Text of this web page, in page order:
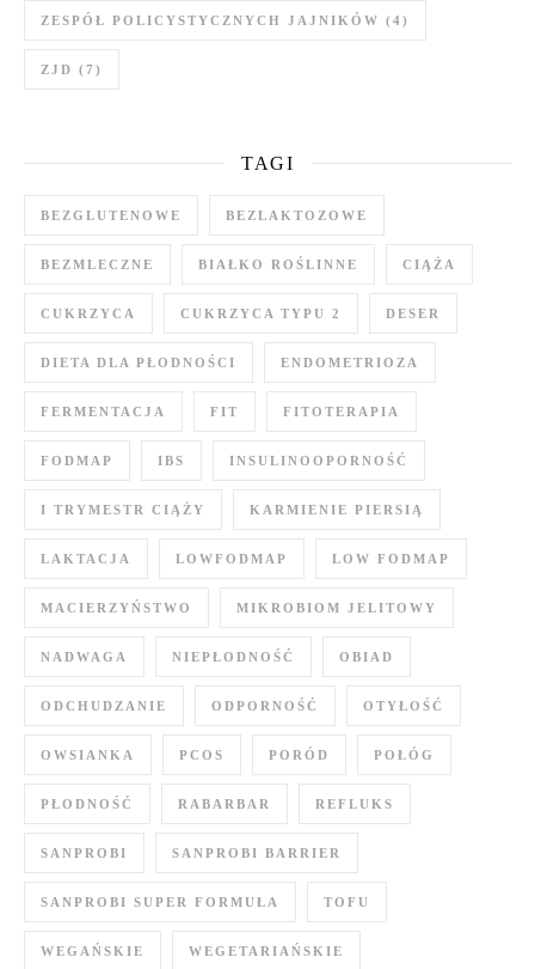
ZESPÓŁ POLICYSTYCZNYCH JAJNIKÓW (4)
ZJD (7)
TAGI
BEZGLUTENOWE BEZLAKTOZOWE
BEZMLECZNE BIAŁKO ROŚLINNE CIĄŻA
CUKRZYCA CUKRZYCA TYPU 2 DESER
DIETA DLA PŁODNOŚCI ENDOMETRIOZA
FERMENTACJA FIT FITOTERAPIA
FODMAP IBS INSULINOOPORNOŚĆ
I TRYMESTR CIĄŻY KARMIENIE PIERSIĄ
LAKTACJA LOWFODMAP LOW FODMAP
MACIERZYŃSTWO MIKROBIOM JELITOWY
NADWAGA NIEPŁODNOŚĆ OBIAD
ODCHUDZANIE ODPORNOŚĆ OTYŁOŚĆ
OWSIANKA PCOS PORÓD POŁÓG
PŁODNOŚĆ RABARBAR REFLUKS
SANPROBI SANPROBI BARRIER
SANPROBI SUPER FORMUŁA TOFU
WEGAŃSKIE WEGETARIAŃSKIE